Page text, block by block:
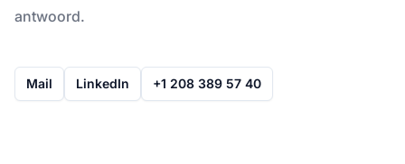
antwoord.
Mail LinkedIn +1 208 389 57 40